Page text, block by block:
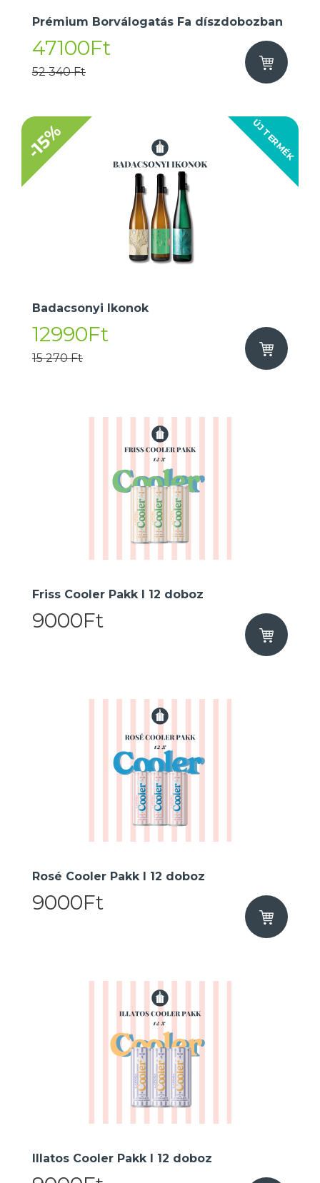
Prémium Borválogatás Fa díszdobozban
47100Ft
52 340 Ft
ÚJ TERMÉK
-15%
Badacsonyi Ikonok
12990Ft
15 270 Ft
Friss Cooler Pakk I 12 doboz
9000Ft
Rosé Cooler Pakk I 12 doboz
9000Ft
Illatos Cooler Pakk I 12 doboz